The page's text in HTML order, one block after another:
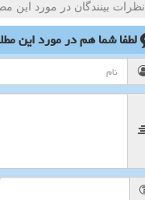
نظرات بینندگان در مورد این
لطفا شما همدر مورد این